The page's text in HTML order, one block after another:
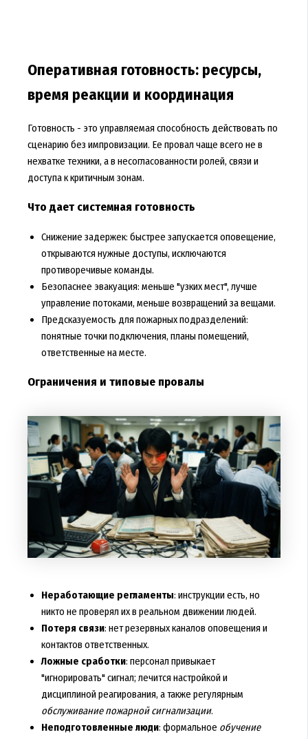
Оперативная готовность: ресурсы,
время реакции и координация
Готовность - это управляемая способность действовать по
сценарию без импровизации. Ее провал чаще всего не в
нехватке техники, а в несогласованности ролей, связи и
доступа к критичным зонам.
Что дает системная готовность
Снижение задержек: быстрее запускается оповещение,
открываются нужные доступы, исключаются
противоречивые команды.
Безопаснее эвакуация: меньше "узких мест", лучше
управление потоками, меньше возвращений за вещами.
Предсказуемость для пожарных подразделений:
понятные точки подключения, планы помещений,
ответственные на месте.
Ограничения и типовые провалы
Неработающие регламенты: инструкции есть, но
никто не проверял их в реальном движении людей.
Потеря связи: нет резервных каналов оповещения и
контактов ответственных.
Ложные сработки: персонал привыкает
"игнорировать" сигнал; лечится настройкой и
дисциплиной реагирования, а также регулярным
обслуживание пожарной сигнализации.
Неподготовленные люди: формальное обучение